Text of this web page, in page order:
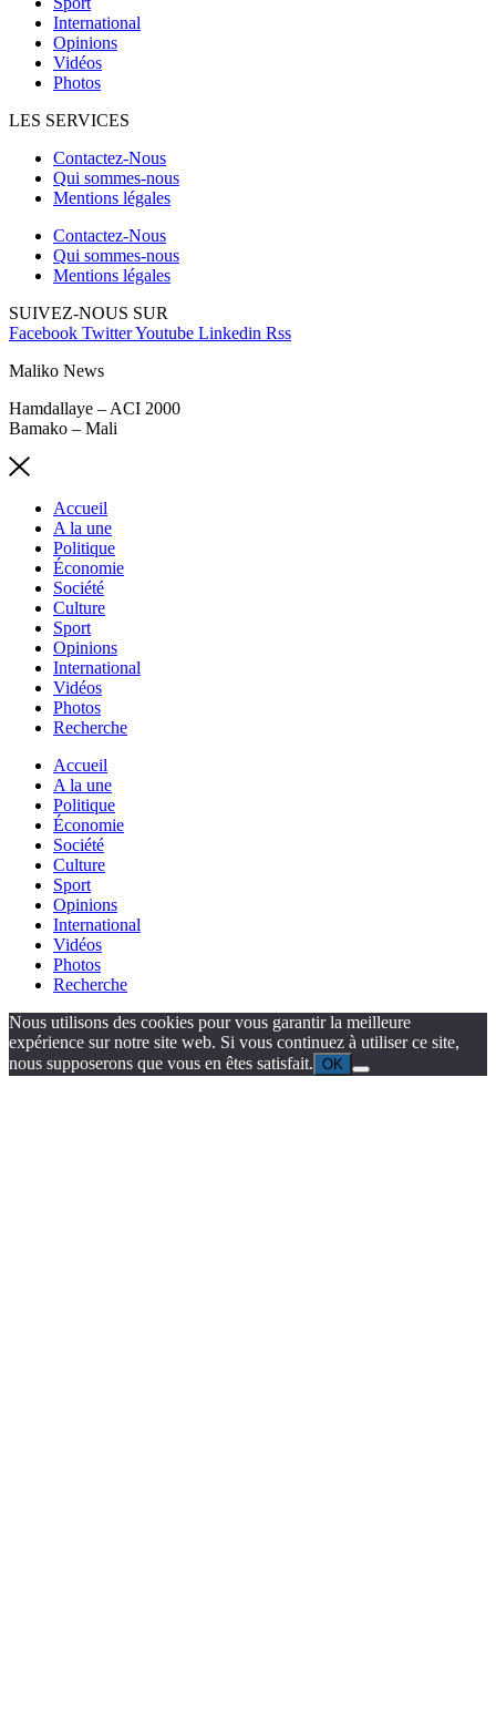
International
Opinions
Vidéos
Photos
LES SERVICES
Contactez-Nous
Qui sommes-nous
Mentions légales
Contactez-Nous
Qui sommes-nous
Mentions légales
SUIVEZ-NOUS SUR
Facebook TwitterYoutube Linkedin Rss
Maliko News
Hamdallaye – ACI 2000
Bamako – Mali
Accueil
A la une
Politique
Économie
Société
Culture
Sport
Opinions
International
Vidéos
Photos
Recherche
Accueil
A la une
Politique
Économie
Société
Culture
Sport
Opinions
International
Vidéos
Photos
Recherche
Nous utilisons des cookies pour vous garantir la meilleure
expérience sur notre site web. Si vous continuez à utiliser ce site,
nous supposerons que vous en êtes satisfait. OK